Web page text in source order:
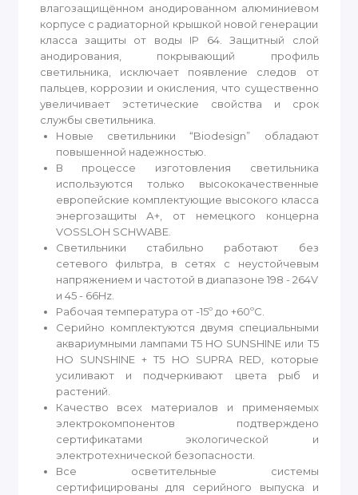
влагозащищённом анодированном алюминиевом
корпусе c радиаторной крышкой новой генерации
класса защиты от воды IP 64. Защитный слой
анодирования, покрывающий профиль
светильника, исключает появление следов от
пальцев, коррозии и окисления, что существенно
увеличивает эстетические свойства и срок
службы светильника.
Новые светильники “Biodesign” обладают
повышенной надежностью.
В процессе изготовления светильника
используются только высококачественные
европейские комплектующие высокого класса
энергозащиты А+, от немецкого концерна
VOSSLOH SCHWABE.
Светильники стабильно работают без
сетевого фильтра, в сетях с неустойчевым
напряжением и частотой в диапазоне 198 - 264V
и 45 - 66Hz.
Рабочая температура от -15º до +60ºС.
Серийно комплектуются двумя специальными
аквариумными лампами Т5 HO SUNSHINE или Т5
HO SUNSHINE + T5 HO SUPRA RED, которые
усиливают и подчеркивают цвета рыб и
растений.
Качество всех материалов и применяемых
электрокомпонентов подтверждено
сертификатами экологической и
электротехнической безопасности.
Все осветительные системы
сертифицированы для серийного выпуска и